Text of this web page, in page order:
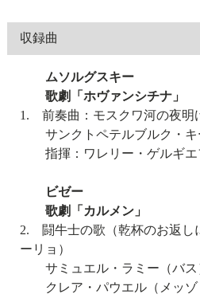
収録曲
ムソルグスキー
歌劇「ホヴァンシチナ」
1. 前奏曲：モスクワ河の夜明
サンクトペテルブルク・キ
指揮：ワレリー・ゲルギエ
ビゼー
歌劇「カルメン」
2. 闘牛士の歌（乾杯のお返し
ーリョ）
サミュエル・ラミー（バス
クレア・パウエル（メッゾ